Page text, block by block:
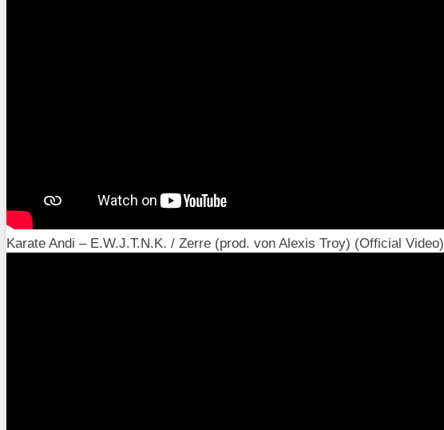
Karate Andi – E.W.J.T.N.K. / Zerre (prod. von Alexis Troy) (Official Video)